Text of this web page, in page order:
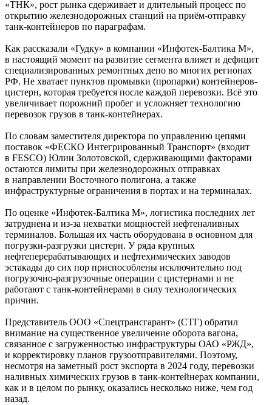
«ТНК», рост рынка сдерживает и длительный процесс по
открытию железнодорожных станций на приём-отправку
танк-контейнеров по параграфам.
Как рассказали «Гудку» в компании «Инфотек-Балтика М»,
в настоящий момент на развитие сегмента влияет и дефицит
специализированных ремонтных депо во многих регионах
РФ. Не хватает пунктов промывки (пропарки) контейнеров-
цистерн, которая требуется после каждой перевозки. Всё это
увеличивает порожний пробег и усложняет технологию
перево­зок грузов в танк-контейнерах.
По словам заместителя директора по управлению цепями
поставок «ФЕСКО Интегрированный Транспорт» (входит
в FESCO) Юлии Золотовской, сдерживающими факторами
остаются лимиты при железнодорожных отправках
в направлении Восточного полигона, а также
инфраструктурные ограничения в портах и на терминалах.
По оценке «Инфотек-Балтика М», логистика последних лет
затруднена и из-за нехватки мощностей нефтеналивных
терминалов. Большая их часть оборудована в основном для
погрузки-разгрузки цистерн. У ряда крупных
нефтеперерабатывающих и нефтехимических заводов
эстакады до сих пор приспособлены исключительно под
погрузочно-разгрузочные операции с цистернами и не
работают с танк-контейнерами в силу технологических
причин.
Представитель ООО «Спецтрансгарант» (СТГ) обратил
внимание на существенное увеличение оборота вагона,
связанное с загруженностью инфраструктуры ОАО «РЖД»,
и корректировку планов грузоотправителями. Поэтому,
несмотря на заметный рост экспорта в 2024 году, перевозки
наливных химических грузов в танк-контейнерах компании,
как и в целом по рынку, оказались несколько ниже, чем год
назад.